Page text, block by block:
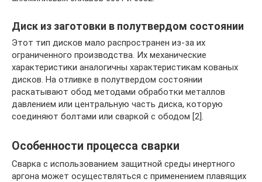
Диск из заготовки в полутвердом состоянии
Этот тип дисков мало распространен из-за их
ограниченного производства. Их механические
характеристики аналогичны характеристикам кованых
дисков. На отливке в полутвердом состоянии
раскатывают обод методами обработки металлов
давлением или центральную часть диска, которую
соединяют болтами или сваркой с ободом [2].
Особенности процесса сварки
Сварка с использованием защитной среды инертного
аргона может осуществляться с применением плавящих